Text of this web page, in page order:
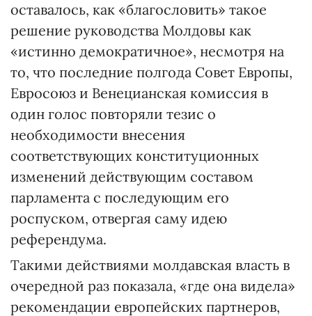
оставалось, как «благословить» такое
решение руководства Молдовы как
«истинно демократичное», несмотря на
то, что последние полгода Совет Европы,
Евросоюз и Венецианская комиссия в
один голос повторяли тезис о
необходимости внесения
соответствующих конституционных
изменений действующим составом
парламента с последующим его
роспуском, отвергая саму идею
референдума.
Такими действиями молдавская власть в
очередной раз показала, «где она видела»
рекомендации европейских партнеров,